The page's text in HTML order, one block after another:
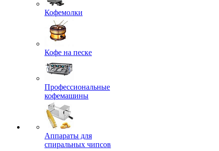
Кофемолки
Кофе на песке
Профессиональные
кофемашины
Аппараты для
спиральных чипсов